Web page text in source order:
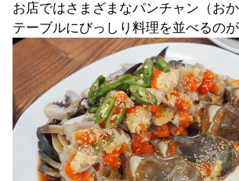
お店ではさまざまなパンチャン（おか
テーブルにびっしり料理を並べるのが